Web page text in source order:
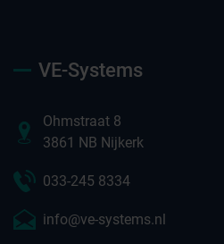
VE-Systems
Ohmstraat 8
3861 NB Nijkerk
033-245 8334
info@ve-systems.nl